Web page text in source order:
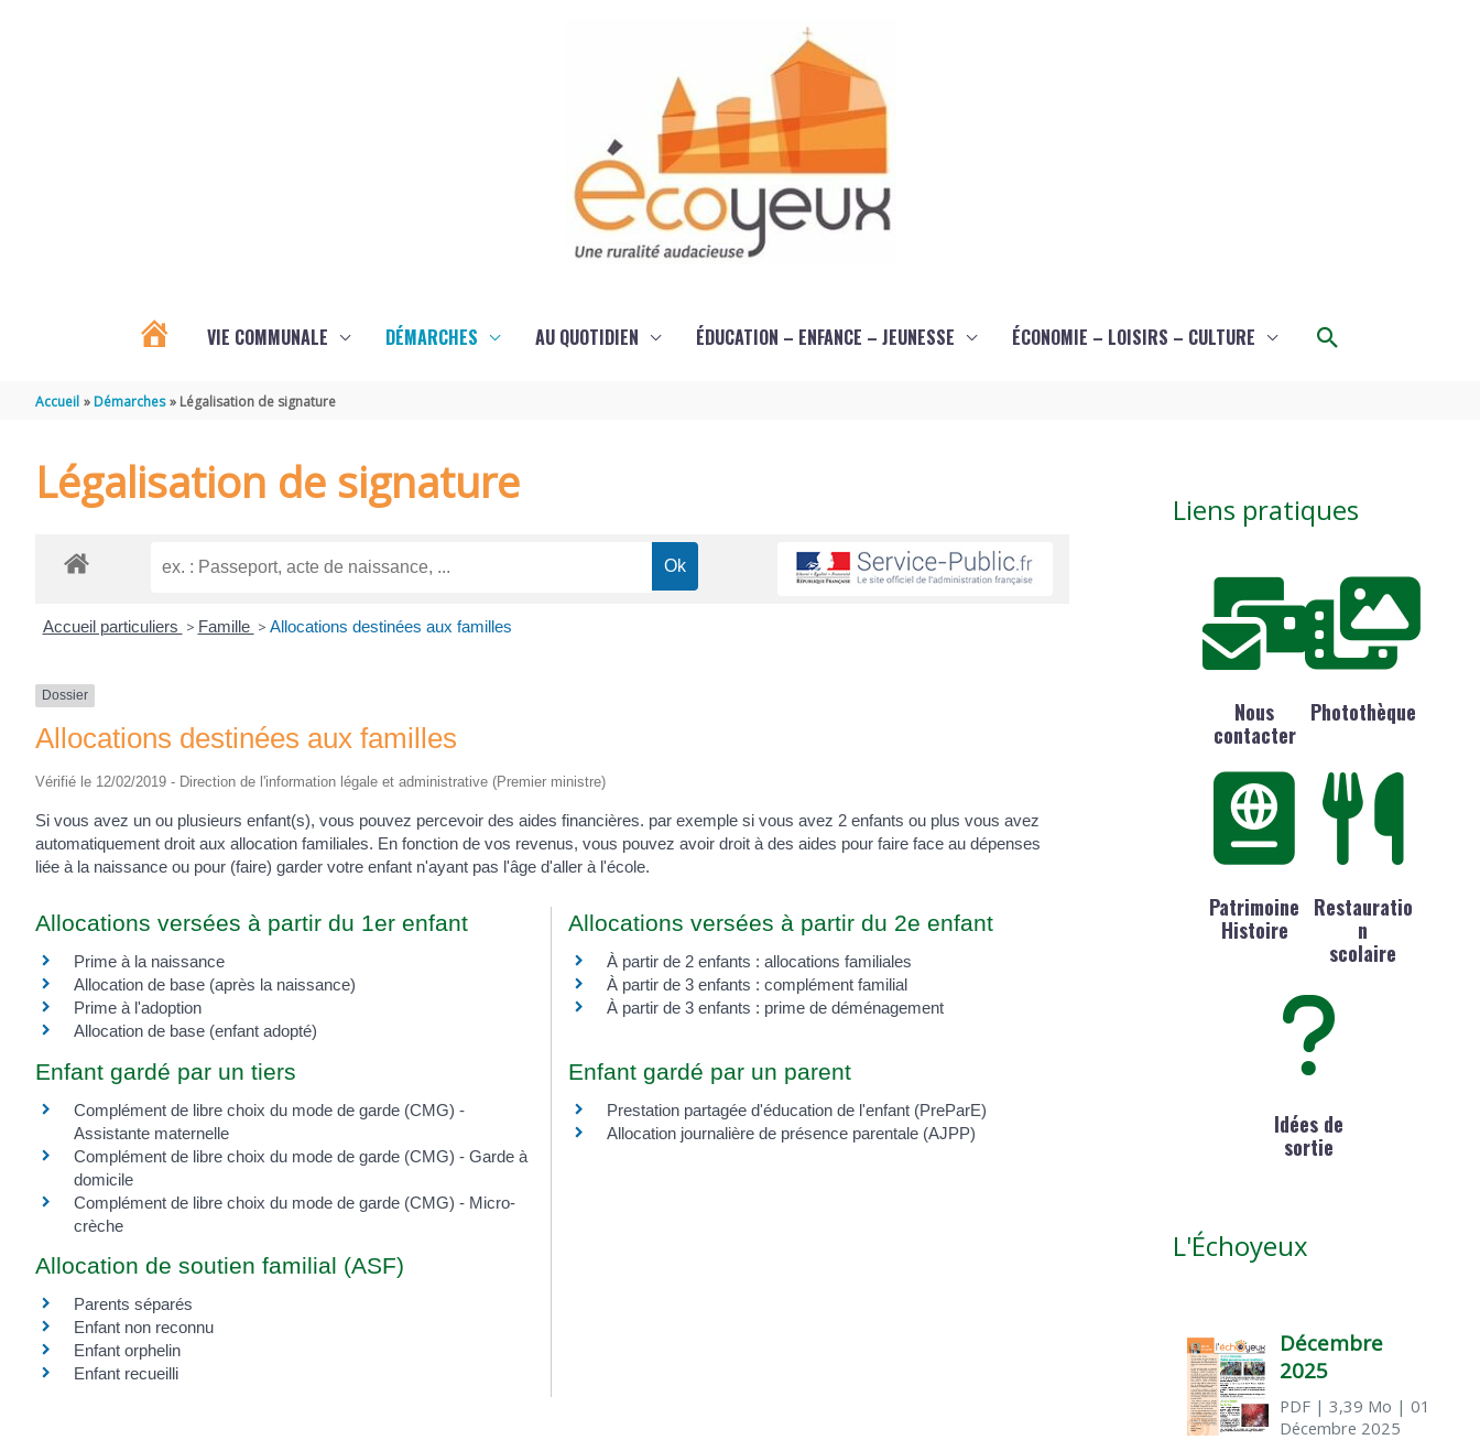
VIE COMMUNALE DÉMARCHES AU QUOTIDIEN ÉDUCATION – ENFANCE – JEUNESSE ÉCONOMIE – LOISIRS – CULTURE Rechercher
Accueil Démarches Légalisation de signature
Légalisation de signature
Accueil particuliers > Famille > Allocations destinées aux familles
Dossier
Allocations destinées aux familles
Vérifié le 12/02/2019 - Direction de l'information légale et administrative (Premier ministre)
Si vous avez un ou plusieurs enfant(s), vous pouvez percevoir des aides financières. par exemple si vous avez 2 enfants ou plus vous avez
automatiquement droit aux allocation familiales. En fonction de vos revenus, vous pouvez avoir droit à des aides pour faire face au dépenses
liée à la naissance ou pour (faire) garder votre enfant n'ayant pas l'âge d'aller à l'école.
Allocations versées à partir du 1er enfant
Prime à la naissance
Allocation de base (après la naissance)
Prime à l'adoption
Allocation de base (enfant adopté)
Allocations versées à partir du 2e enfant
À partir de 2 enfants : allocations familiales
À partir de 3 enfants : complément familial
À partir de 3 enfants : prime de déménagement
Enfant gardé par un tiers
Complément de libre choix du mode de garde (CMG) -
Assistante maternelle
Complément de libre choix du mode de garde (CMG) - Garde à
domicile
Complément de libre choix du mode de garde (CMG) - Micro-
crèche
Enfant gardé par un parent
Prestation partagée d'éducation de l'enfant (PreParE)
Allocation journalière de présence parentale (AJPP)
Allocation de soutien familial (ASF)
Parents séparés
Enfant non reconnu
Enfant orphelin
Enfant recueilli
Liens pratiques
Nous
contacter
Photothèque
Patrimoine
Histoire
Restauratio
n
scolaire
Idées de
sortie
L'Échoyeux
Décembre
2025
PDF| 3,39 Mo | 01
Décembre 2025